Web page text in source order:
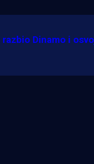
Dinamo i